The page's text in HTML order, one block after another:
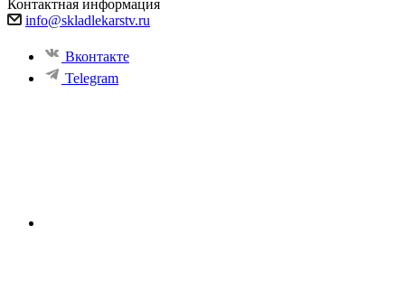
Контактная информация
info@skladlekarstv.ru
Вконтакте
Telegram